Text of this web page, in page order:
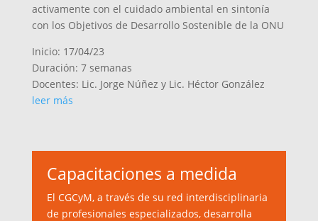
activamente con el cuidado ambiental en sintonía
con los Objetivos de Desarrollo Sostenible de la ONU
Inicio: 17/04/23
Duración: 7 semanas
Docentes: Lic. Jorge Núñez y Lic. Héctor González
leer más
Capacitaciones a medida
El CGCyM, a través de su red interdisciplinaria
de profesionales especializados, desarrolla